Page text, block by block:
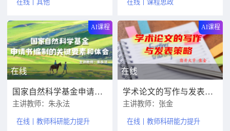
在线 其他 在线 课程思政
AI课程
在线
国家自然科学基金申请书编制的关键要素和体会
主讲教师：朱永法
在线 教师科研能力提升
AI课程
在线
学术论文的写作与发表策略
主讲教师：张金
在线 教师科研能力提升